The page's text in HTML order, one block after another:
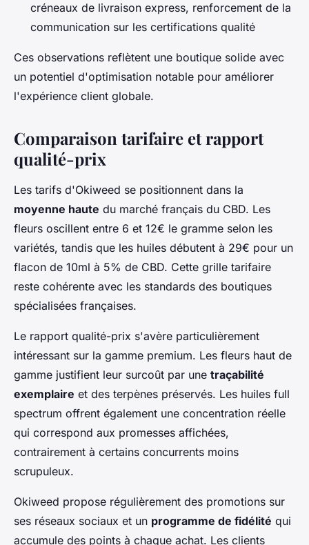
créneaux de livraison express, renforcement de la
communication sur les certifications qualité
Ces observations reflètent une boutique solide avec
un potentiel d'optimisation notable pour améliorer
l'expérience client globale.
Comparaison tarifaire et rapport
qualité-prix
Les tarifs d'Okiweed se positionnent dans la
moyenne haute du marché français du CBD. Les
fleurs oscillent entre 6 et 12€ le gramme selon les
variétés, tandis que les huiles débutent à 29€ pour un
flacon de 10ml à 5% de CBD. Cette grille tarifaire
reste cohérente avec les standards des boutiques
spécialisées françaises.
Le rapport qualité-prix s'avère particulièrement
intéressant sur la gamme premium. Les fleurs haut de
gamme justifient leur surcoût par une traçabilité
exemplaire et des terpènes préservés. Les huiles full
spectrum offrent également une concentration réelle
qui correspond aux promesses affichées,
contrairement à certains concurrents moins
scrupuleux.
Okiweed propose régulièrement des promotions sur
ses réseaux sociaux et un programme de fidélité qui
accumule des points à chaque achat. Les clients